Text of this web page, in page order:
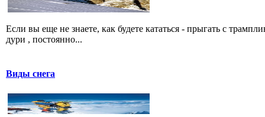
Если вы еще не знаете, как будете кататься - прыгать с
дури , постоянно...
Виды снега